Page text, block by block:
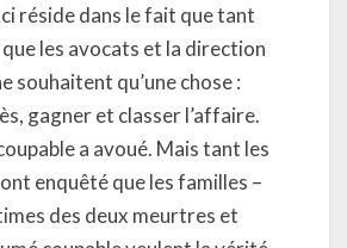
réside dans le fait que tant
les avocats et la direction
souhaitent qu’une chose :
gagner et classer l’affaire.
a avoué. Mais tant les
enquêté que les familles –
des deux meurtres et